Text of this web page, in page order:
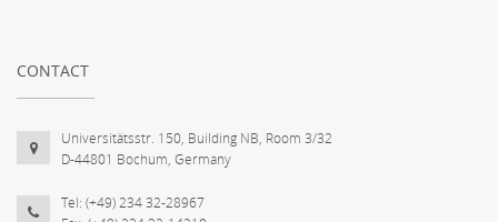
CONTACT
Universitätsstr. 150, Building NB, Room 3/32
D-44801 Bochum, Germany
Tel: (+49) 234 32-28967